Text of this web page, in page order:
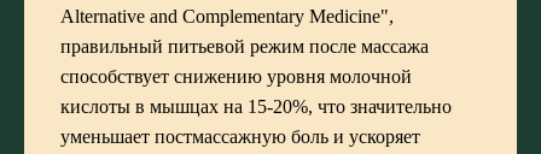
Alternative and Complementary Medicine",
правильный питьевой режим после массажа
способствует снижению уровня молочной
кислоты в мышцах на 15-20%, что значительно
уменьшает постмассажную боль и ускоряет